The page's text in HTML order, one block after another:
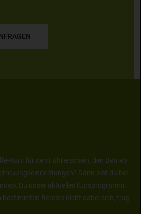
Kurs für den Führerschein, den Betrieb
Dann bist du bei
Du unser aktuelles Kursprogramm.
bestimmten Bereich nicht dabei sein, frag